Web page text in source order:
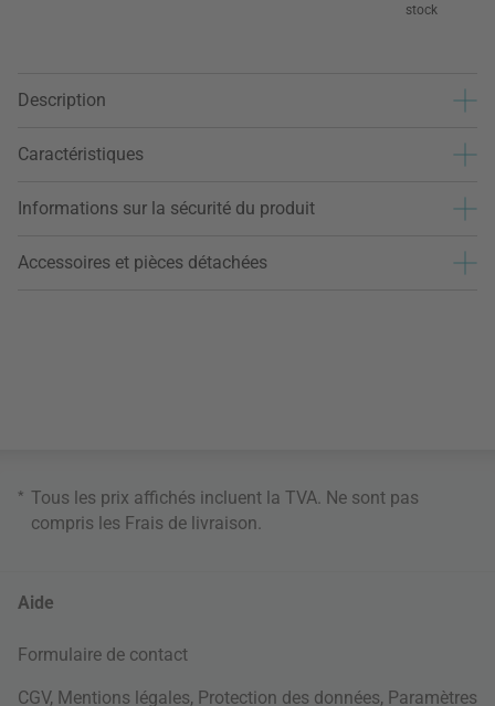
stock
Description
Caractéristiques
Informations sur la sécurité du produit
Accessoires et pièces détachées
* Tous les prix affichés incluent la TVA. Ne sont pas
compris les Frais de livraison
Aide
Formulaire de contact
CGV, Mentions légales, Protection des données, Paramètres